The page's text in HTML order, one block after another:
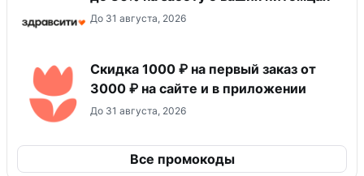
До 31 августа, 2026
Скидка 1000 ₽ на первый заказ от
3000 ₽ на сайте и в приложении
До 31 августа, 2026
Все промокоды